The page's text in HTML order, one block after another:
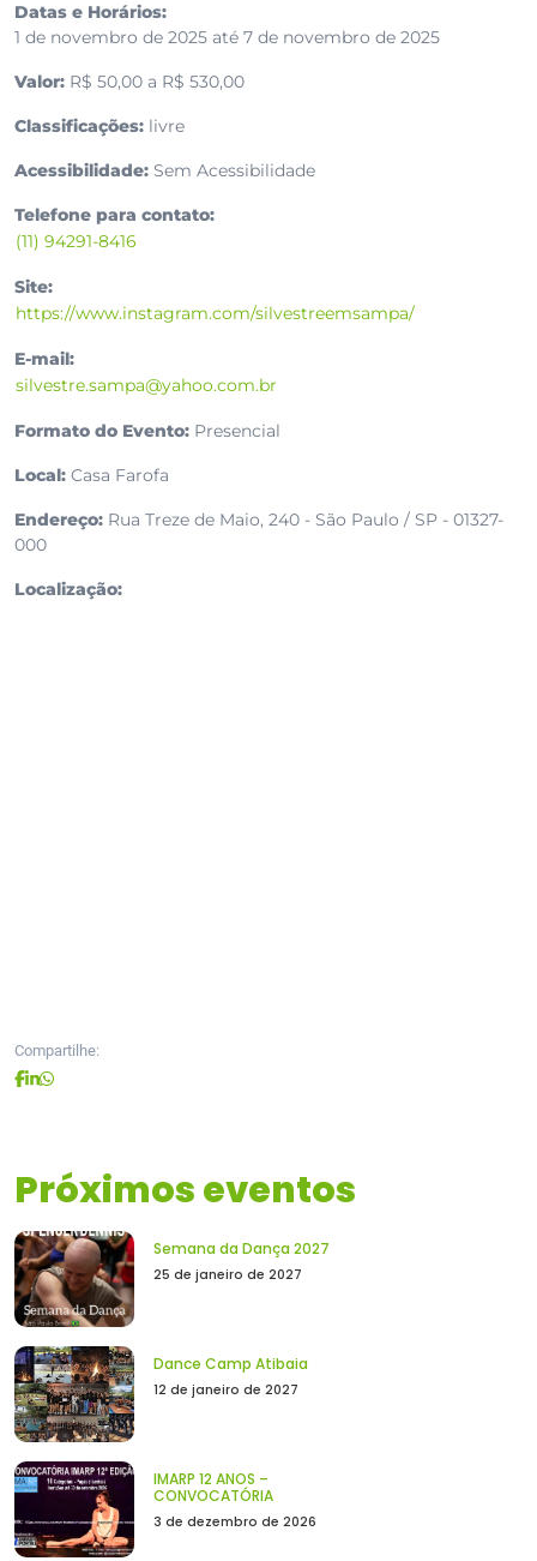
Datas e Horários:
1 de novembro de 2025 até 7 de novembro de 2025
Valor: R$ 50,00 a R$ 530,00
Classificações: livre
Acessibilidade: Sem Acessibilidade
Telefone para contato:
(11) 94291-8416
Site:
https://www.instagram.com/silvestreemsampa/
E-mail:
silvestre.sampa@yahoo.com.br
Formato do Evento: Presencial
Local: Casa Farofa
Endereço: Rua Treze de Maio, 240 - São Paulo / SP - 01327-
000
Localização:
Compartilhe:
Próximos eventos
Semana da Dança 2027
25 de janeiro de 2027
Dance Camp Atibaia
12 de janeiro de 2027
IMARP 12 ANOS –
CONVOCATÓRIA
3 de dezembro de 2026